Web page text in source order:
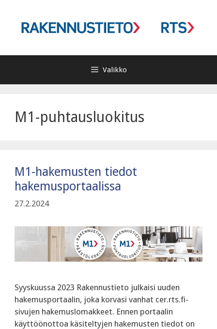
Valikko
M1-puhtausluokitus
M1-hakemusten tiedot
hakemusportaalissa
27.2.2024
Syyskuussa 2023 Rakennustieto julkaisi uuden
hakemusportaalin, joka korvasi vanhat cer.rts.fi-
sivujen hakemuslomakkeet. Ennen portaalin
käyttöönottoa käsiteltyjen hakemusten tiedot on